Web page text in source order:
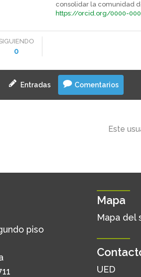
consolidar la comunidad
https://orcid.org/0000-
0
Entradas Comentarios
Este
piso
Mapa
Mapa del
UED